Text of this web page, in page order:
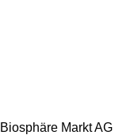
Biosphäre Markt AG